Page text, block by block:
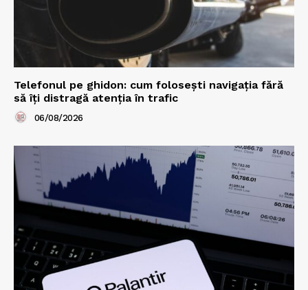
Telefonul pe ghidon: cum folosești navigația fără
să îți distragă atenția în trafic
06/08/2026